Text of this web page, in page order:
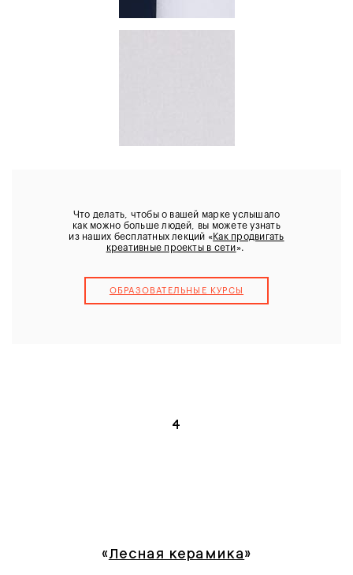
Что делать, чтобы о вашей марке услышало
как можно больше людей, вы можете узнать
из наших бесплатных лекций «Как продвигать
креативные проекты в сети».
ОБРАЗОВАТЕЛЬНЫЕ КУРCЫ
4
«Лесная керамика»